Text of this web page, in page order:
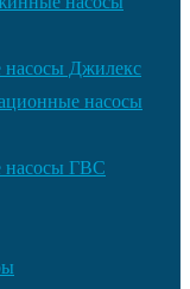
Джилекс
насосы
насосы ГВС